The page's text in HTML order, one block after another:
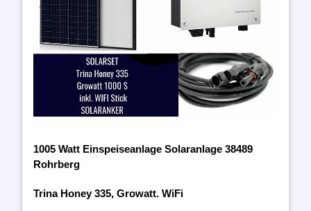
1005 Watt Einspeiseanlage Solaranlage 38489
Rohrberg
Trina Honey 335, Growatt. WiFi